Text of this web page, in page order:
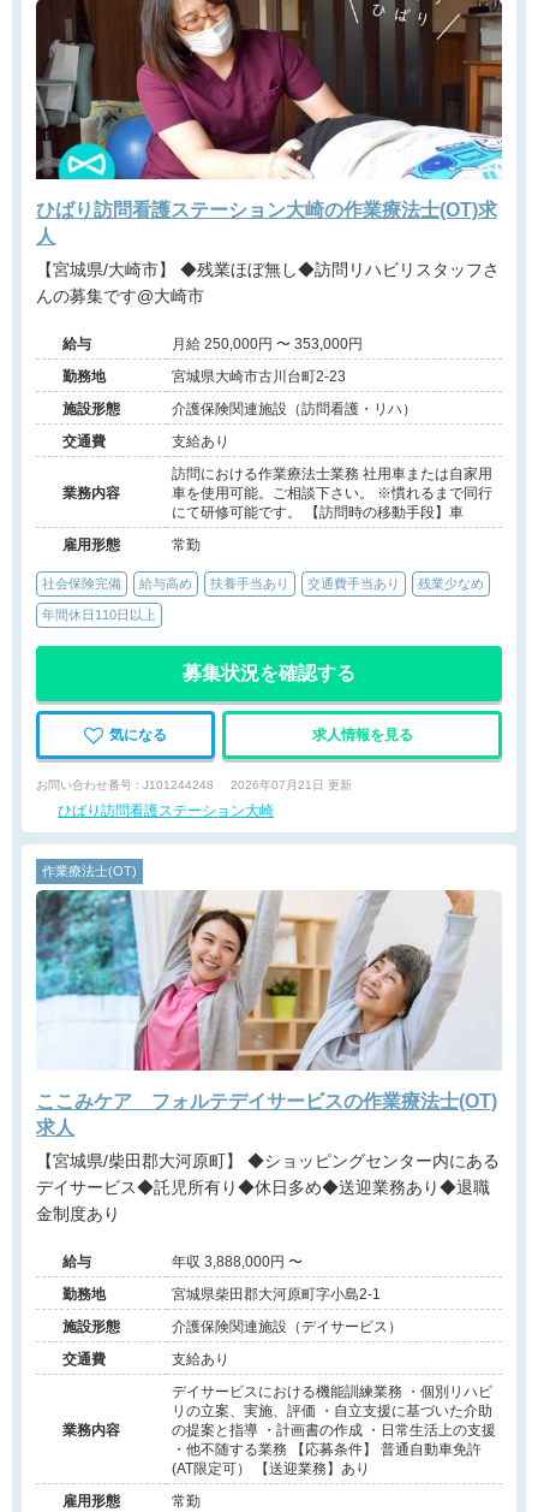
ひばり訪問看護ステーション大崎の作業療法士(OT)求
人
【宮城県/大崎市】 ◆残業ほぼ無し◆訪問リハビリスタッフさ
んの募集です@大崎市
給与
月給 250,000円 〜 353,000円
勤務地
宮城県大崎市古川台町2-23
施設形態
介護保険関連施設（訪問看護・リハ）
交通費
支給あり
業務内容
訪問における作業療法士業務 社用車または自家用
車を使用可能。ご相談下さい。 ※慣れるまで同行
にて研修可能です。 【訪問時の移動手段】車
雇用形態
常勤
社会保険完備 給与高め 扶養手当あり 交通費手当あり 残業少なめ
年間休日110日以上
募集状況を確認する
気になる 求人情報を見る
お問い合わせ番号 : J101244248 2026年07月21日 更新
ひばり訪問看護ステーション大崎
作業療法士(OT)
ここみケア フォルテデイサービスの作業療法士(OT)
求人
【宮城県/柴田郡大河原町】 ◆ショッピングセンター内にある
デイサービス◆託児所有り◆休日多め◆送迎業務あり◆退職
金制度あり
給与
年収 3,888,000円 〜
勤務地
宮城県柴田郡大河原町字小島2-1
施設形態
介護保険関連施設（デイサービス）
交通費
支給あり
業務内容
デイサービスにおける機能訓練業務 ・個別リハビ
リの立案、実施、評価 ・自立支援に基づいた介助
の提案と指導 ・計画書の作成 ・日常生活上の支援
・他不随する業務 【応募条件】 普通自動車免許
(AT限定可） 【送迎業務】あり
雇用形態
常勤